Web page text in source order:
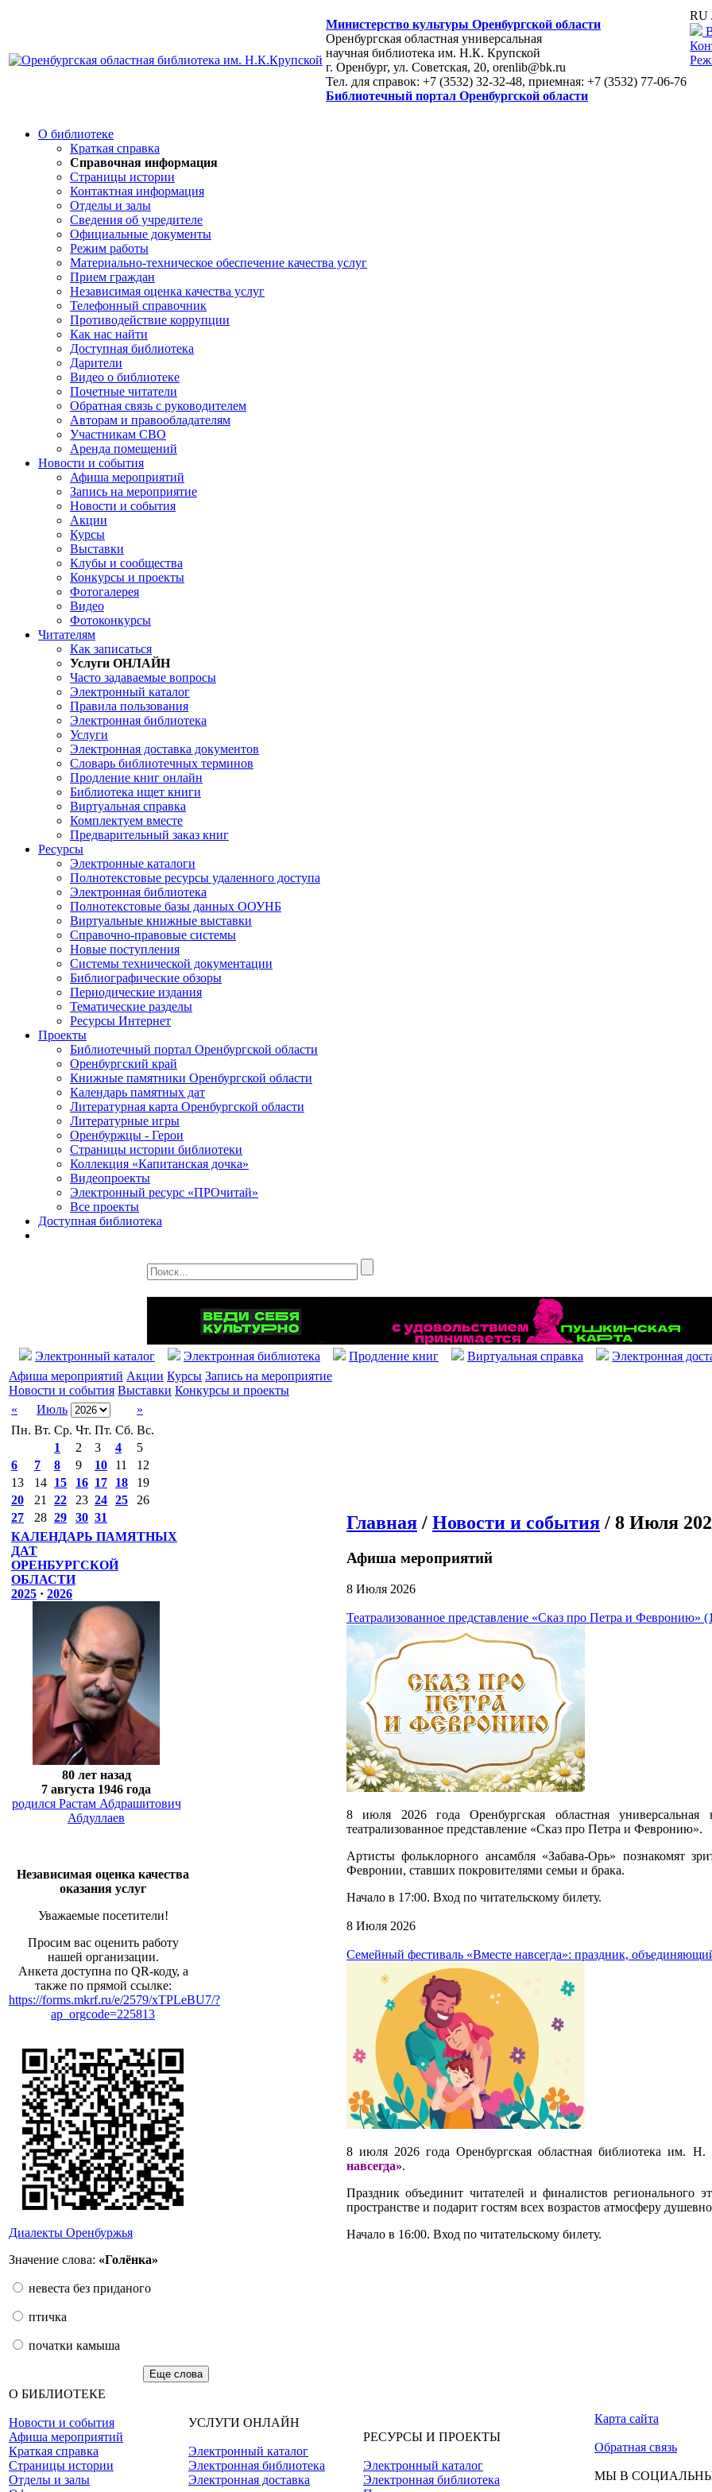
Министерство культуры Оренбургской области
Оренбургская областная универсальная
научная библиотека им. Н.К. Крупской
г. Оренбург, ул. Советская, 20, orenlib@bk.ru
Тел. для справок: +7 (3532) 32-32-48, приемная: +7 (3532) 77-06-76
Библиотечный портал Оренбургской области
RU
О библиотеке
Краткая справка
Справочная информация
Страницы истории
Контактная информация
Отделы и залы
Сведения об учредителе
Официальные документы
Режим работы
Материально-техническое обеспечение качества услуг
Прием граждан
Независимая оценка качества услуг
Телефонный справочник
Противодействие коррупции
Как нас найти
Доступная библиотека
Дарители
Видео о библиотеке
Почетные читатели
Обратная связь с руководителем
Авторам и правообладателям
Участникам СВО
Аренда помещений
Новости и события
Афиша мероприятий
Запись на мероприятие
Новости и события
Акции
Курсы
Выставки
Клубы и сообщества
Конкурсы и проекты
Фотогалерея
Видео
Фотоконкурсы
Читателям
Как записаться
Услуги ОНЛАЙН
Часто задаваемые вопросы
Электронный каталог
Правила пользования
Электронная библиотека
Услуги
Электронная доставка документов
Словарь библиотечных терминов
Продление книг онлайн
Библиотека ищет книги
Виртуальная справка
Комплектуем вместе
Предварительный заказ книг
Ресурсы
Электронные каталоги
Полнотекстовые ресурсы удаленного доступа
Электронная библиотека
Полнотекстовые базы данных ООУНБ
Виртуальные книжные выставки
Справочно-правовые системы
Новые поступления
Cистемы технической документации
Библиографические обзоры
Периодические издания
Тематические разделы
Ресурсы Интернет
Проекты
Библиотечный портал Оренбургской области
Оренбургский край
Книжные памятники Оренбургской области
Календарь памятных дат
Литературная карта Оренбургской области
Литературные игры
Оренбуржцы - Герои
Страницы истории библиотеки
Коллекция «Капитанская дочка»
Видеопроекты
Электронный ресурс «ПРОчитай»
Все проекты
Доступная библиотека
Электронный каталог Электронная библиотека Продление книг Виртуальная справка
Электронная
Афиша мероприятий Акции Курсы Запись на мероприятие
Новости и события Выставки Конкурсы и проекты
«
Июль
»
Пн. Вт. Ср. Чт. Пт. Сб. Вс.
1
2 3 4
5
6
7 8 9 10 11
12
13
14 15 16 17 18
19
20
21 22 23 24 25
26
27
28 29 30 31
КАЛЕНДАРЬ ПАМЯТНЫХ
ДАТ
ОРЕНБУРГСКОЙ
ОБЛАСТИ
2025 · 2026
80 лет назад
7 августа 1946 года
родился Растам Абдрашитович
Абдуллаев
Независимая оценка качества
оказания услуг
Уважаемые посетители!
Просим вас оценить работу
нашей организации.
Анкета доступна по QR-коду, а
также по прямой ссылке:
https://forms.mkrf.ru/e/2579/xTPLeBU7/?
ap_orgcode=225813
Диалекты Оренбуржья
Значение слова: «Голёнка»
невеста без приданого
птичка
початки камыша
Еще слова
Главная / Новости и события / 8 Июля
Афиша мероприятий
8 Июля 2026
Театрализованное представление «Сказ про Петра и Февронию»
8 июля 2026 года Оренбургская областная
театрализованное представление «Сказ про Петра и Февронию».
Артисты фольклорного ансамбля «Забава-Орь» познакомят
Февронии, ставших покровителями семьи и брака.
Начало в 17:00. Вход по читательскому билету.
8 Июля 2026
Семейный фестиваль «Вместе навсегда»: праздник,
8 июля 2026 года Оренбургская областная библиотека им.
навсегда».
Праздник объединит читателей и финалистов регионального
пространстве и подарит гостям всех возрастов атмосферу
Начало в 16:00. Вход по читательскому билету.
О БИБЛИОТЕКЕ
Новости и события
Афиша мероприятий
Краткая справка
Страницы истории
Отделы и залы
УСЛУГИ ОНЛАЙН
Электронный каталог
Электронная библиотека
Электронная доставка
РЕСУРСЫ И ПРОЕКТЫ
Электронный каталог
Электронная библиотека
Карта сайта
Обратная связь
МЫ В